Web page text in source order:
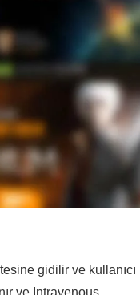
gidilir ve kullanıcı
ve Intravenous